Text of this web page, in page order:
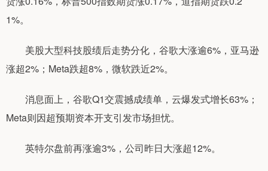
1%。
美股大型科技股绩后走势分化，谷歌大涨逾6%，亚马逊
涨超2%；Meta跌超8%，微软跌近2%。
消息面上，谷歌Q1交震撼成绩单，云爆发式增长63%；
Meta则因超预期资本开支引发市场担忧。
英特尔盘前再涨逾3%，公司昨日大涨超12%。